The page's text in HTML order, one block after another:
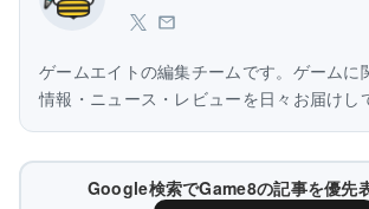
ゲームエイトの編集チームです。ゲームに
情報・ニュース・レビューを日々お届けし
Google検索でGame8の記事を優先